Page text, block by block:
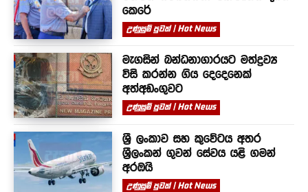
කෙරේ
උණුසුම් පුවත් | Hot News
මැගසින් බන්ධනාගාරයට මත්ද්‍රව්‍ය
විසි කරන්න ගිය දෙදෙනෙක්
අත්අඩංගුවට
උණුසුම් පුවත් | Hot News
ශ්‍රී ලංකාව සහ කුවේටය අතර
ශ්‍රීලංකන් ගුවන් සේවය යළි ගමන්
අරඹයි
උණුසුම් පුවත් | Hot News